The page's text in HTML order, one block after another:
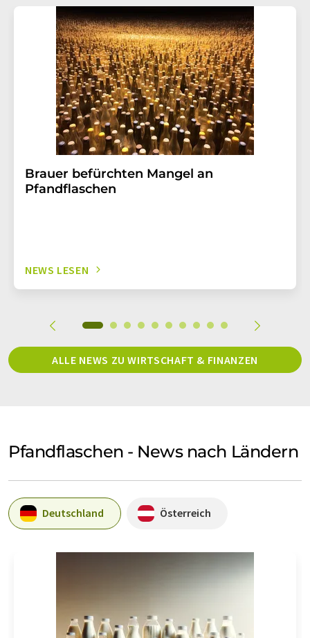
Brauer befürchten Mangel an
Pfandflaschen
NEWS LESEN
ALLE NEWS ZU WIRTSCHAFT & FINANZEN
Pfandflaschen - News nach Ländern
Deutschland Österreich